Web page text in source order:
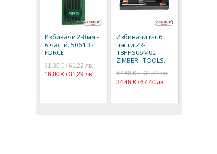
Избивачи 2-8мм -
6 части. 50613 -
FORCE
31,30 € / 61,22 лв.
16,00 € / 31,29 лв.
Избивачи к-т 6
части ZR-
18PPS06M02 -
ZIMBER - TOOLS.
67,40 € / 131,82 лв.
34,46 € / 67,40 лв.